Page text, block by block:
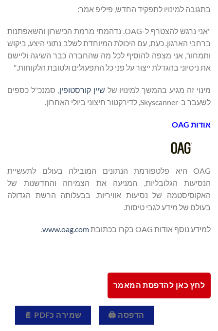
בתגובה למינויו לתפקיד החדש, פיליפ אמר:
"אני נרגש להצטרף ל-OAG. נדהמתי מרמת הכישרון והשאפתנות
ברחבי הארגון. כעת, עם היכולת המיוחדת לשלב נתוני היצע, ביקוש
ותמחור, אני מצפה להוסיף לכל מה שהחברה כבר השיגה וליישם
את ניסיוני בהגדלת ייצור על פני כל התפעולים ולטובת הלקוחות."
מינוי זה מגיע בהמשך למינויו של שיין קורסטופין, סמנכ"ל כספים
לשעבר ב-Skyscanner, לדירקטור חיצוני ביולי האחרון.
אודות
OAG היא פלטפורמת הנתונים המובילה בעולם לתעשיית
הנסיעות הגלובליות, המניעה את הצמיחה והחדשנות של
האקוסיסטמה של נסיעות אוויריות. בבעלותה הרשת הגדולה
בעולם של מידע לגבי טיסות.
למידע נוסף אודות OAG בקרו בכתובת www.oag.com
.
לחץ כאן להדפסת המאמר
הדפסה 🖨 שמירה כPDF 📄